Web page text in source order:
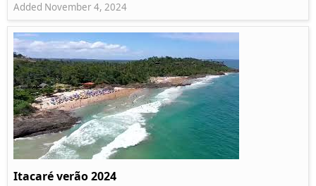
Added November 4, 2024
Itacaré verão 2024